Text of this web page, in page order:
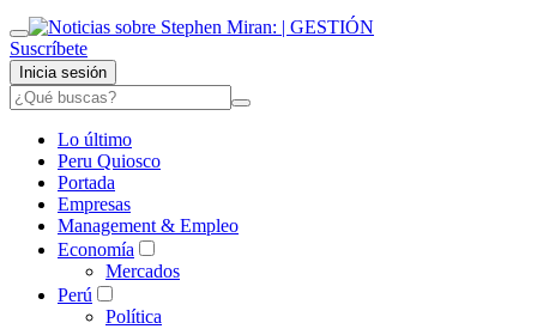
Suscríbete
Inicia sesión
Lo último
Peru Quiosco
Portada
Empresas
Management & Empleo
Economía
Mercados
Perú
Política